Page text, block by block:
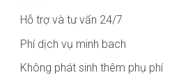
Hỗ trợ và tư vấn 24/7
Phí dịch vụ minh bach
Không phát sinh thêm phụ phí